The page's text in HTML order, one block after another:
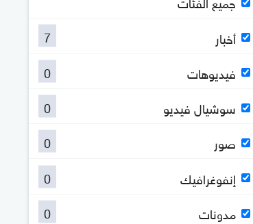
أخبار
7
فيديوهات
0
سوشيال فيديو
0
صور
0
إنفوغرافيك
0
مدونات
0